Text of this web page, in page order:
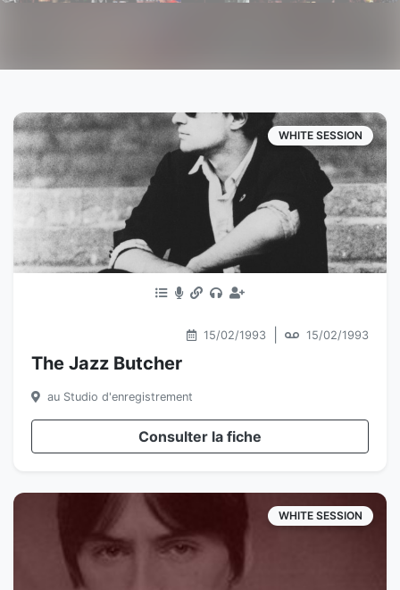
WHITE SESSION
15/02/1993 15/02/1993
The Jazz Butcher
au Studio d'enregistrement
Consulter la fiche
WHITE SESSION